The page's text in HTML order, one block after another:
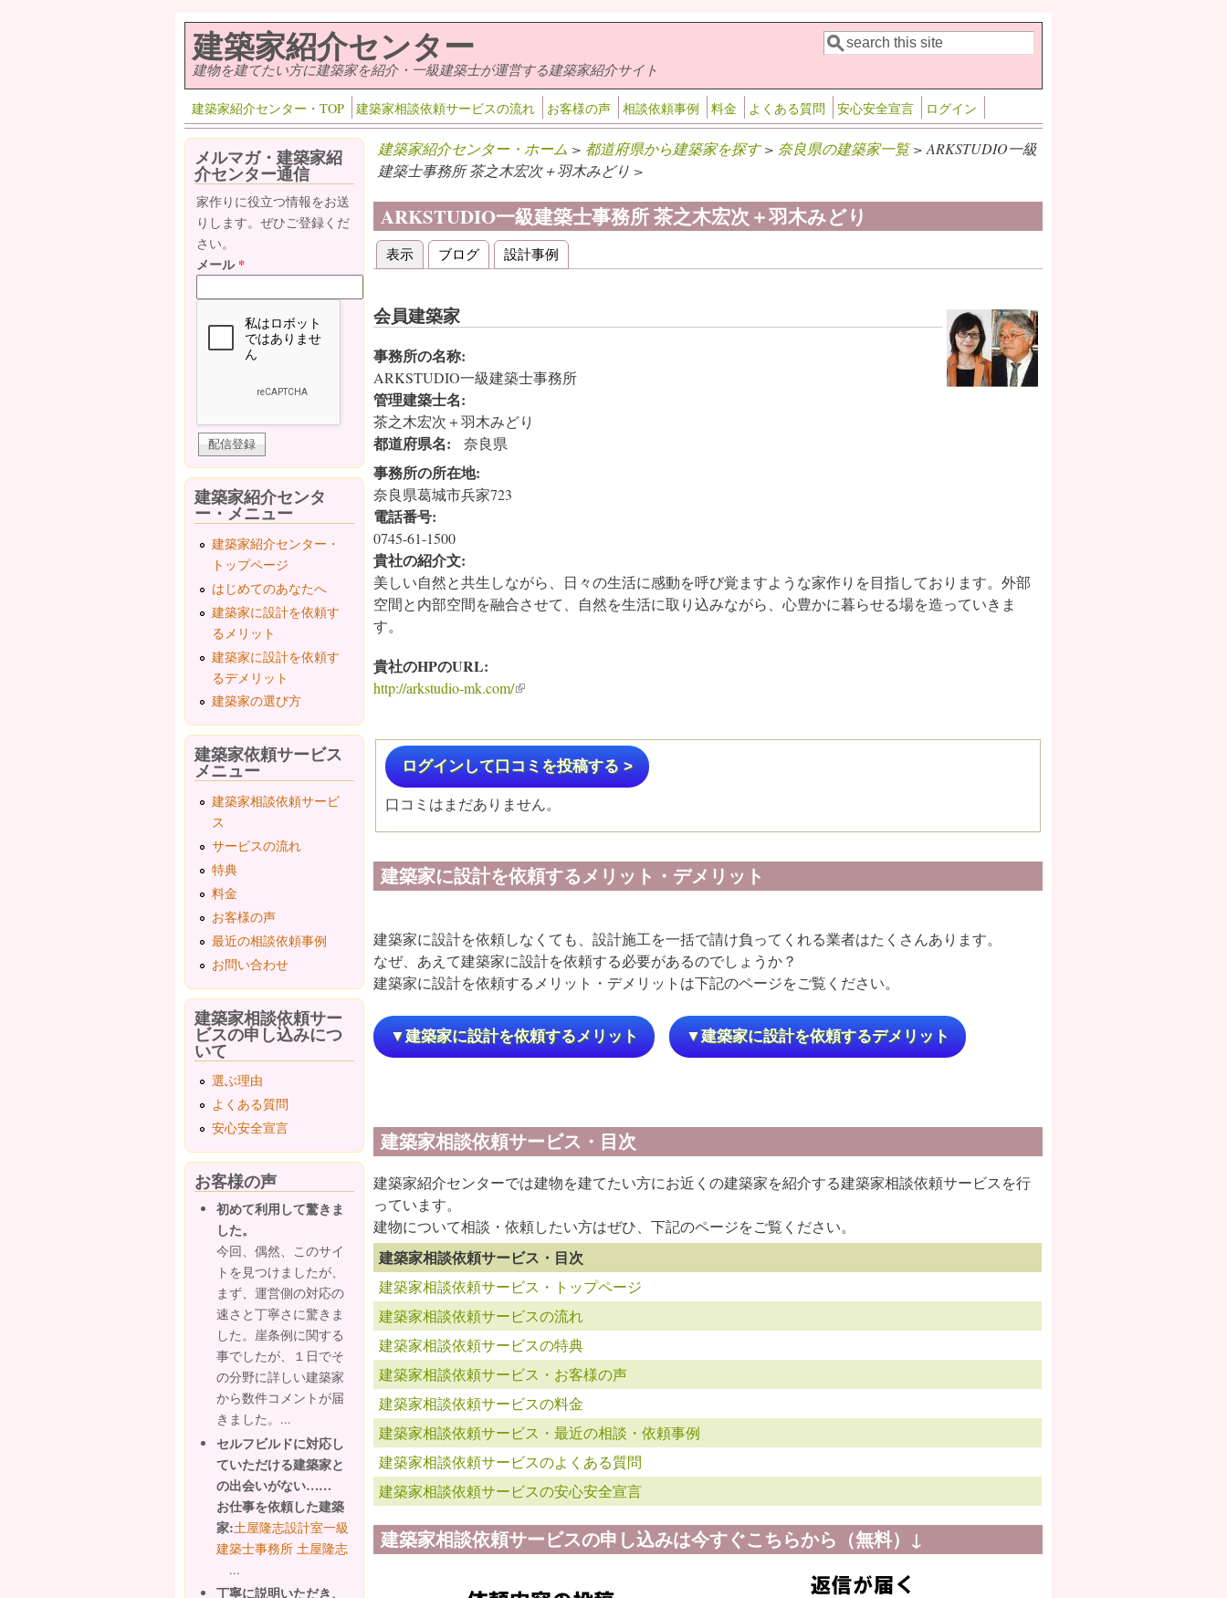
建築家紹介センター
建物を建てたい方に建築家を紹介・一級建築士が運営する建築家紹介サイト 検索フォーム
検索
建築家紹介センター・TOP 建築家相談依頼サービスの流れ お客様の声 相談依頼事例 料金 よくある質問 安心安全宣言 ログイン
建築家紹介センター・ホーム > 都道府県から建築家を探す> 奈良県の建築家一覧> ARKSTUDIO一級
建築士事務所 茶之木宏次＋羽木みどり >
ARKSTUDIO一級建築士事務所 茶之木宏次＋羽木みどり
プライマリータブ
表示(アクティブなタブ)
ブログ 設計事例
会員建築家
事務所の名称:
ARKSTUDIO一級建築士事務所
管理建築士名:
茶之木宏次＋羽木みどり
都道府県名: 奈良県
事務所の所在地:
奈良県葛城市兵家723
電話番号:
0745-61-1500
貴社の紹介文:
美しい自然と共生しながら、日々の生活に感動を呼び覚ますような家作りを目指しております。外部
空間と内部空間を融合させて、自然を生活に取り込みながら、心豊かに暮らせる場を造っていきま
す。
貴社のHPのURL:
http://arkstudio-mk.com/(link is external)
ログインして口コミを投稿する >
口コミはまだありません。
建築家に設計を依頼するメリット・デメリット
建築家に設計を依頼しなくても、設計施工を一括で請け負ってくれる業者はたくさんあります。
なぜ、あえて建築家に設計を依頼する必要があるのでしょうか？
建築家に設計を依頼するメリット・デメリットは下記のページをご覧ください。
▼建築家に設計を依頼するメリット ▼建築家に設計を依頼するデメリット
建築家相談依頼サービス・目次
建築家紹介センターでは建物を建てたい方にお近くの建築家を紹介する建築家相談依頼サービスを行
っています。
建物について相談・依頼したい方はぜひ、下記のページをご覧ください。
建築家相談依頼サービス・目次
建築家相談依頼サービス・トップページ
建築家相談依頼サービスの流れ
建築家相談依頼サービスの特典
建築家相談依頼サービス・お客様の声
建築家相談依頼サービスの料金
建築家相談依頼サービス・最近の相談・依頼事例
建築家相談依頼サービスのよくある質問
建築家相談依頼サービスの安心安全宣言
建築家相談依頼サービスの申し込みは今すぐこちらから（無料）↓
メルマガ・建築家紹
介センター通信
家作りに役立つ情報をお送
りします。ぜひご登録くだ
さい。
メール*
建築家紹介センタ
ー・メニュー
建築家紹介センター・
トップページ
はじめてのあなたへ
建築家に設計を依頼す
るメリット
建築家に設計を依頼す
るデメリット
建築家の選び方
建築家依頼サービス
メニュー
建築家相談依頼サービ
ス
サービスの流れ
特典
料金
お客様の声
最近の相談依頼事例
お問い合わせ
建築家相談依頼サー
ビスの申し込みにつ
いて
選ぶ理由
よくある質問
安心安全宣言
お客様の声
初めて利用して驚きま
した。
今回、偶然、このサイ
トを見つけましたが、
まず、運営側の対応の
速さと丁寧さに驚きま
した。崖条例に関する
事でしたが、１日でそ
の分野に詳しい建築家
から数件コメントが届
きました。...
セルフビルドに対応し
ていただける建築家と
の出会いがない……
お仕事を依頼した建築
家:土屋隆志設計室一級
建築士事務所 土屋隆志
...
丁寧に説明いただき、